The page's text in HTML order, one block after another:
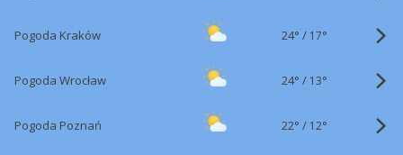
Pogoda Kraków 24° / 17°
Pogoda Wrocław 24° / 13°
Pogoda Poznań 22° / 12°